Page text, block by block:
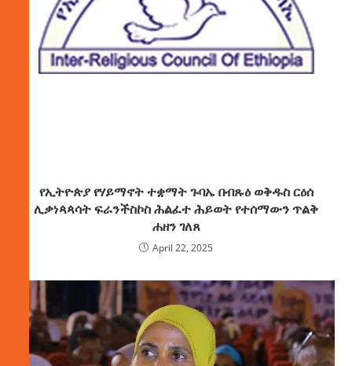
የኢትዮጵያ የሃይማኖት ተቋማት ጉባኤ በብጹዕ ወቅዱስ ርዕሰ
ሊቃነጳጳሳት ፍራንችስኮስ ሕልፈተ ሕይወት የተሰማውን ጥልቅ
ሐዘን ገለጸ
April 22, 2025